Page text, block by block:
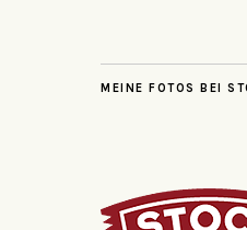
MEINE FOTOS BEI